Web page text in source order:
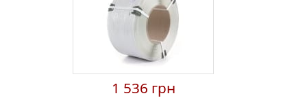
1 536 грн